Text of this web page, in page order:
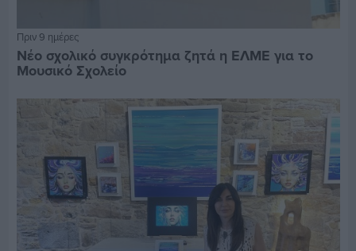
Πριν 9 ημέρες
Νέο σχολικό συγκρότημα ζητά η ΕΛΜΕ για το
Μουσικό Σχολείο